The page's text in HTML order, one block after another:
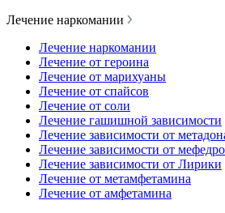
Лечение наркомании
Лечение наркомании
Лечение от героина
Лечение от марихуаны
Лечение от спайсов
Лечение от соли
Лечение гашишной зависимости
Лечение зависимости от
Лечение зависимости от
Лечение зависимости от Лирики
Лечение от метамфетамина
Лечение от амфетамина